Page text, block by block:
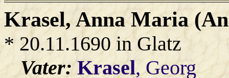
Krasel, Anna Maria
* 20.11.1690 in Glatz
Vater:Krasel, Georg